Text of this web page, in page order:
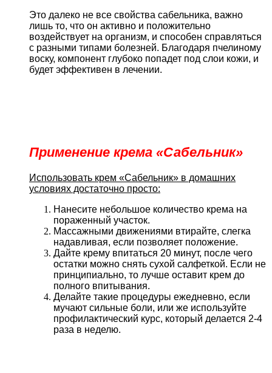
Это далеко не все свойства сабельника, важно
лишь то, что он активно и положительно
воздействует на организм, и способен справляться
с разными типами болезней. Благодаря пчелиному
воску, компонент глубоко попадет под слои кожи, и
будет эффективен в лечении.
Применение крема «Сабельник»
Использовать крем «Сабельник» в домашних
условиях достаточно просто:
Нанесите небольшое количество крема на
пораженный участок.
Массажными движениями втирайте, слегка
надавливая, если позволяет положение.
Дайте крему впитаться 20 минут, после чего
остатки можно снять сухой салфеткой. Если не
принципиально, то лучше оставит крем до
полного впитывания.
Делайте такие процедуры ежедневно, если
мучают сильные боли, или же используйте
профилактический курс, который делается 2-4
раза в неделю.